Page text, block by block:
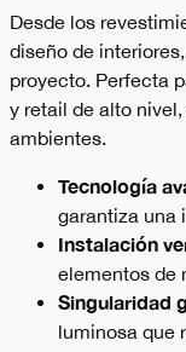
Desde los
diseño de
proyecto. Perfecta
y retail de alto
ambientes.
Tecnología
garantiza una
Instalación
elementos de
Singularidad
luminosa que